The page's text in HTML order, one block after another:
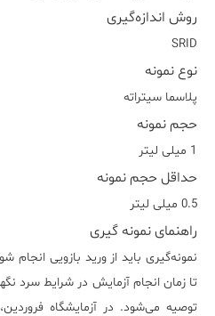
روش اندازه‌گیری
SRID
نوع نمونه
پلاسما سيتراته
حجم نمونه
1 میلی لیتر
حداقل حجم نمونه
0.5 میلی لیتر
راهنمای نمونه گیری
نمونه‌گیری باید از ورید بازویی
تا زمان انجام آزمایش در شرایط سرد
توصیه می‌شود. در آزمایشگاه